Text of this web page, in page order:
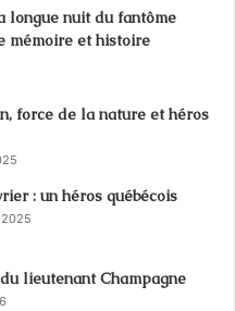
longue nuit du fantôme
mémoire et histoire
force de la nature et héros
: un héros québécois
lieutenant Champagne